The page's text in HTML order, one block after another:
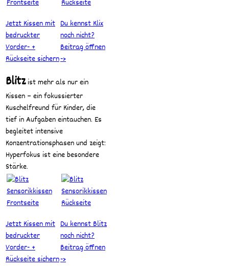
Jetzt Kissen mit
bedruckter
Vorder- +
Rückseite sichern
Du kennst Klix
noch nicht?
Beitrag öffnen
->
Blitzist mehr als nur ein
Kissen – ein fokussierter
Kuschelfreund für Kinder, die
tief in Aufgaben eintauchen. Es
begleitet intensive
Konzentrationsphasen und zeigt:
Hyperfokus ist eine besondere
Stärke.
Jetzt Kissen mit
bedruckter
Vorder- +
Rückseite sichern
Du kennst Blitz
noch nicht?
Beitrag öffnen
->